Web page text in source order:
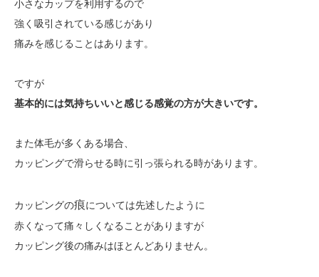
小さなカップを利用するので
強く吸引されている感じがあり
痛みを感じることはあります。
ですが
基本的には気持ちいいと感じる感覚の方が大きいです。
また体毛が多くある場合、
カッピングで滑らせる時に引っ張られる時があります。
カッピングの痕については先述したように
赤くなって痛々しくなることがありますが
カッピング後の痛みはほとんどありません。